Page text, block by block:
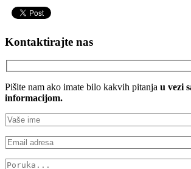
Kontaktirajte nas
Pišite nam ako imate bilo kakvih pitanja u vezi
informacijom.